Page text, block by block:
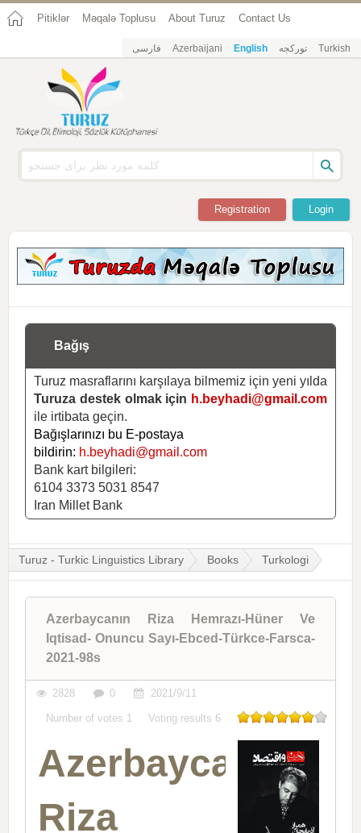
Pitiklər Məqalə Toplusu About Turuz Contact Us
فارسی Azerbaijani English تورکجه Turkish
Login
Registration
Bağış
Turuz masraflarını karşılaya bilmemiz için yeni yılda
Turuza destek olmak için h.beyhadi@gmail.com
ile irtibata geçin.
Bağışlarınızı bu E-postaya
bildirin: h.beyhadi@gmail.com
Bank kart bilgileri:
6104 3373 5031 8547
Iran Millet Bank
Turuz - Turkic Linguistics Library Books Turkologi
Azerbaycanın Riza Hemrazı-Hüner Ve
Iqtisad- Onuncu Sayı-Ebced-Türkce-Farsca-
2021-98s
2828 0 2021/9/11
Number of votes 1 Voting results 6
Azerbaycanın
Riza